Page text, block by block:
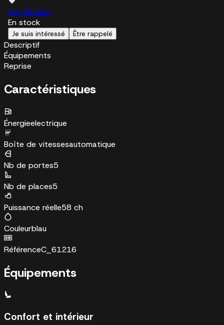
KIA Wittlich
En stock
Je suis intéressé Être rappelé
Descriptif
Équipements
Reprise
Caractéristiques
Énergieelectrique
Boîte de vitessesautomatique
Nb de portes5
Nb de places5
Puissance réelle58 ch
Couleurblau
RéférenceC_61216
Équipements
Confort et intérieur